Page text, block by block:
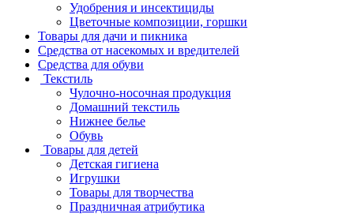
Удобрения и инсектициды
Цветочные композиции, горшки
Товары для дачи и пикника
Средства от насекомых и вредителей
Средства для обуви
Текстиль
Чулочно-носочная продукция
Домашний текстиль
Нижнее белье
Обувь
Товары для детей
Детская гигиена
Игрушки
Товары для творчества
Праздничная атрибутика